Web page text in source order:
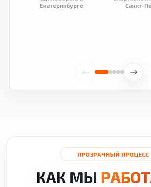
Екатеринбурге
Санкт-
ПРОЗРАЧНЫЙ ПРОЦЕСС
КАК МЫ